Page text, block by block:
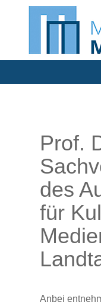
Prof.
des
für
Anbei